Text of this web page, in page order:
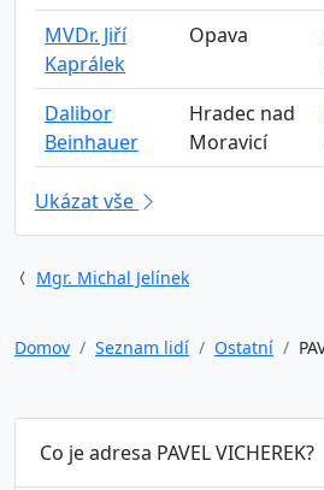
MVDr. Jiří
Kaprálek
Opava
Dalibor
Beinhauer
Hradec nad
Moravicí
Ukázat vše
Mgr. Michal Jelínek
Domov
Seznam lidí Ostatní
Co je adresa PAVEL VICHEREK?